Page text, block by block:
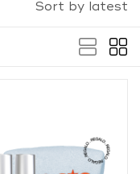
Sort by latest
Lost password?